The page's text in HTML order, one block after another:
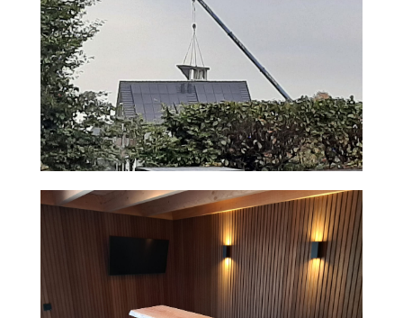
VERANDA MET BAR
BERGING MET MODERNE STRAKKE